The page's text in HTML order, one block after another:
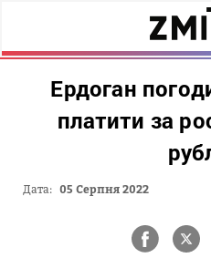
Ердоган
платити за
Дата: 05 Серпня 2022